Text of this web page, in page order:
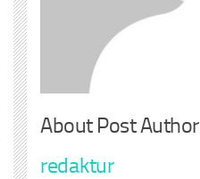
About Post Author
redaktur